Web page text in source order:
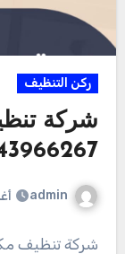
ركن التنظيف
شركة
admin